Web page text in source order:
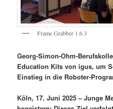
Frame Grabber 1.6.3
Georg-Simon-Ohm-
Education Kits von igus, um
Einstieg in die Roboter-
Köln, 17. Juni 2025 – Junge